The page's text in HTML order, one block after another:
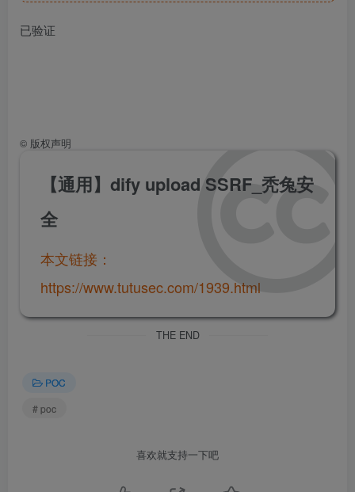
已验证
© 版权声明
【通用】dify upload SSRF_秃兔安
全
本文链接：
https://www.tutusec.com/1939.html
THE END
POC
# poc
喜欢就支持一下吧